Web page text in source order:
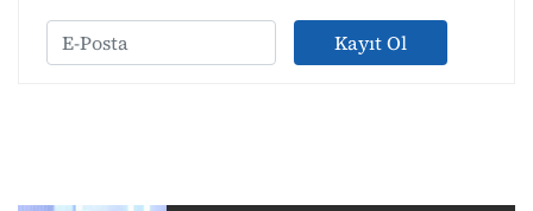
Kayıt Ol